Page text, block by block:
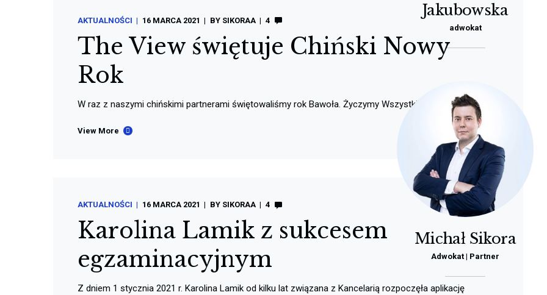
AKTUALNOŚCI 16 MARCA 2021 BY SIKORAA 4
The View świętuje Chiński Nowy
Rok
W raz z naszymi chińskimi partnerami świętowaliśmy rok Bawoła. Życzymy Wszystkiego Naj!
View More
AKTUALNOŚCI 16 MARCA 2021 BY SIKORAA 4
Karolina Lamik z sukcesem
egzaminacyjnym
Z dniem 1 stycznia 2021 r. Karolina Lamik od kilku lat związana z Kancelarią rozpoczęła aplikację
Jakubowska
adwokat
Michał Sikora
Adwokat | Partner